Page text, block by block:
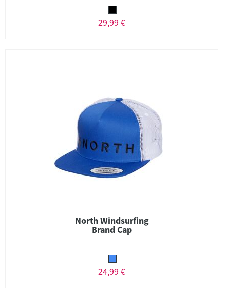
29,99 €
North Windsurfing
Brand Cap
24,99 €